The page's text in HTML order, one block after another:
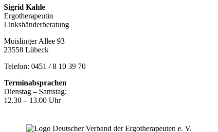
Sigrid Kahle
Ergotherapeutin
Linkshänderberatung
Moislinger Allee 93
23558 Lübeck
Telefon: 0451 / 8 10 39 70
Terminabsprachen
Dienstag – Samstag:
12.30 – 13.00 Uhr